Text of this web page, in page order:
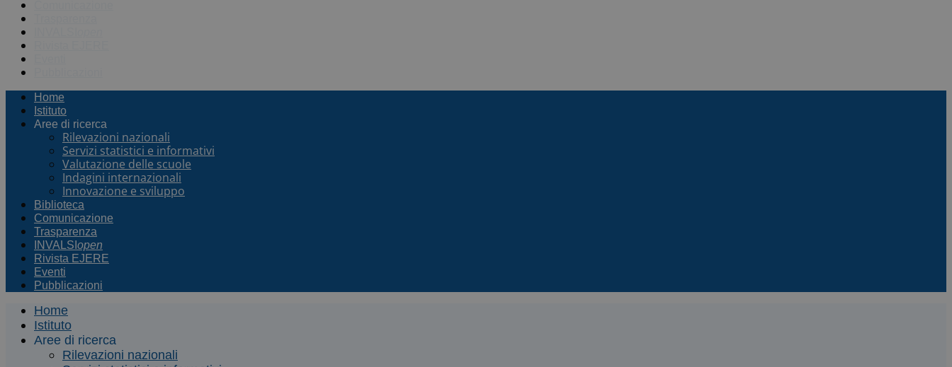
Home
Istituto
Aree di ricerca
Rilevazioni nazionali
Servizi statistici e informativi
Valutazione delle scuole
Indagini internazionali
Innovazione e sviluppo
Biblioteca
Comunicazione
Trasparenza
INVALSI open
Rivista EJERE
Eventi
Pubblicazioni
Home
Istituto
Aree di ricerca
Rilevazioni nazionali